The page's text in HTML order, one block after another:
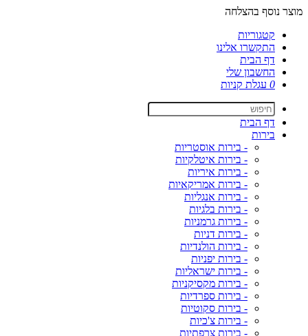
מוצר נוסף בהצלחה
קטגוריות
התקשרו אלינו
דף הבית
החשבון שלי
0 עגלת קניות
דף הבית
בירות
- בירות אוסטריות
- בירות איטלקיות
- בירות איריות
- בירות אמריקאיות
- בירות אנגליות
- בירות בלגיות
- בירות גרמניות
- בירות דניות
- בירות הולנדיות
- בירות יפניות
- בירות ישראליות
- בירות מקסיקניות
- בירות ספרדיות
- בירות סקוטיות
- בירות צ'כיות
- בירות צרפתיות